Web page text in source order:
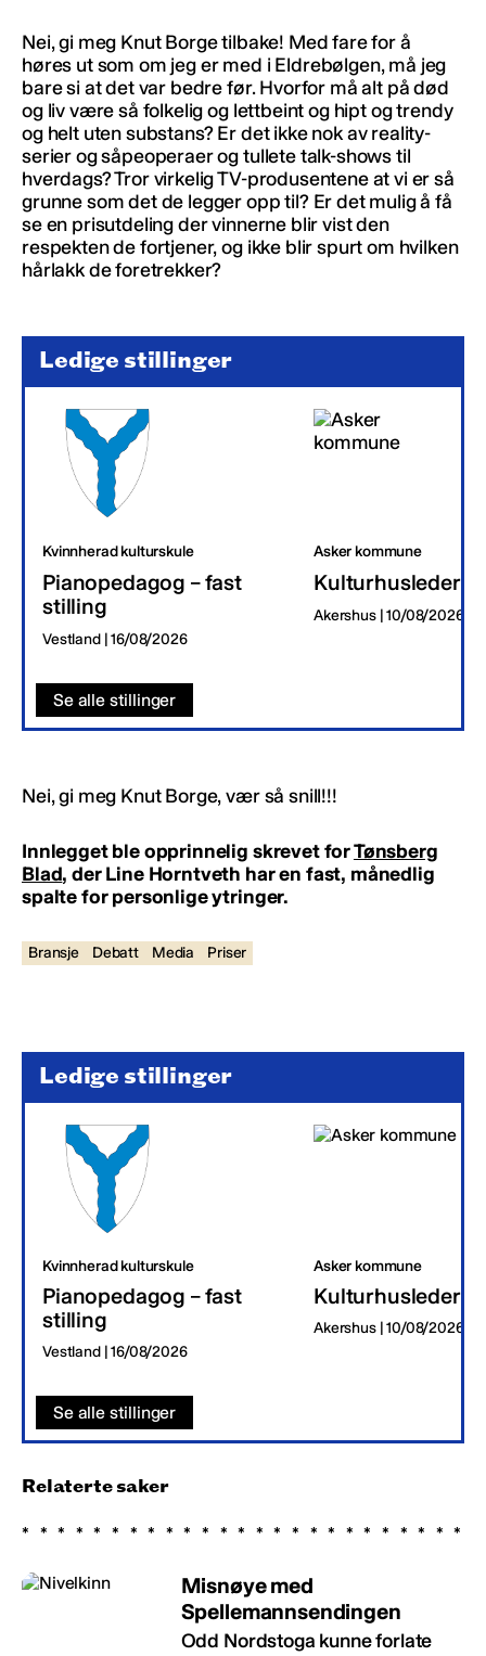
Nei, gi meg Knut Borge tilbake! Med fare for å
høres ut som om jeg er med i Eldrebølgen, må jeg
bare si at det var bedre før. Hvorfor må alt på død
og liv være så folkelig og lettbeint og hipt og trendy
og helt uten substans? Er det ikke nok av reality-
serier og såpeoperaer og tullete talk-shows til
hverdags? Tror virkelig TV-produsentene at vi er så
grunne som det de legger opp til? Er det mulig å få
se en prisutdeling der vinnerne blir vist den
respekten de fortjener, og ikke blir spurt om hvilken
hårlakk de foretrekker?
Ledige stillinger
Kvinnherad kulturskule
Pianopedagog – fast
stilling
Vestland | 16/08/2026
Asker kommune
Kulturhusleder
Akershus | 10/08/2026
Se alle stillinger
Nei, gi meg Knut Borge, vær så snill!!!
Innlegget ble opprinnelig skrevet forTønsberg
Blad, der Line Horntveth har en fast, månedlig
spalte for personlige ytringer.
Bransje Debatt Media Priser
Ledige stillinger
Kvinnherad kulturskule
Pianopedagog – fast
stilling
Vestland | 16/08/2026
Asker kommune
Kulturhusleder
Akershus | 10/08/2026
Se alle stillinger
Relaterte saker
Misnøye med
Spellemannsendingen
Odd Nordstoga kunne forlate